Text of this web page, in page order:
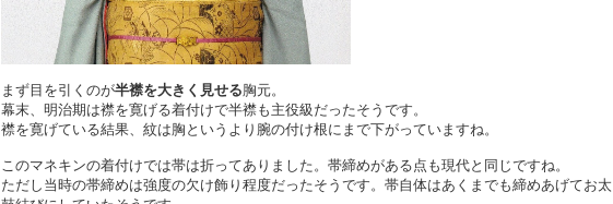
まず目を引くのが半襟を大きく見せる胸元。
幕末、明治期は襟を寛げる着付けで半襟も主役級だったそうです。
襟を寛げている結果、紋は胸というより腕の付け根にまで下がっていますね。
このマネキンの着付けでは帯は折ってありました。帯締めがある点も現代と同じですね。
ただし当時の帯締めは強度の欠け飾り程度だったそうです。帯自体はあくまでも締めあげてお太